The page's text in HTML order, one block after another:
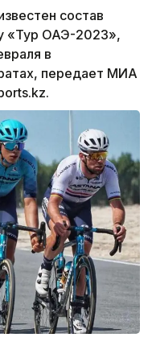
состав
«Тур ОАЭ-2023»,
в
передает МИА